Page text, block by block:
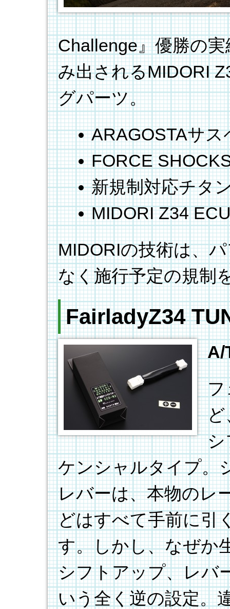
Challenge』優勝の
み出されるMIDORI
グパーツ。
ARAGOSTAサ
FORCE
新規制対応チタ
MIDORI Z34
MIDORIの技術は、
なく施行予定の規制
FairladyZ34
A/
フ
ど
シ
ケンシャルタイプ。
レバーは、本物のレ
どはすべて手前に引
す。しかし、なぜか
シフトアップ、レバ
いう全く逆の設定。